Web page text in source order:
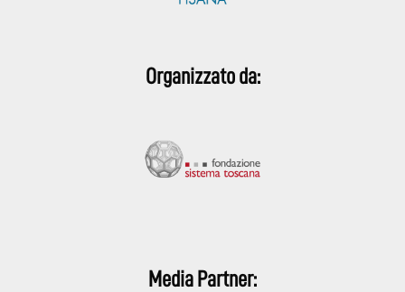
Organizzato da:
Media Partner: